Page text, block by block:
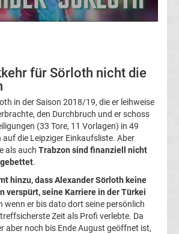
für Sörloth nicht die
in der Saison 2018/19, die er leihweise
den Durchbruch und er schoss
(33 Tore, 11 Vorlagen) in 49
die Leipziger Einkaufsliste. Aber
als auch Trabzon sind finanziell nicht
.
hinzu, dass Alexander Sörloth keine
verspürt, seine Karriere in der Türkei
wenn er bis dato dort seine persönlich
Zeit als Profi verlebte. Da
aber noch bis Ende August geöffnet ist,